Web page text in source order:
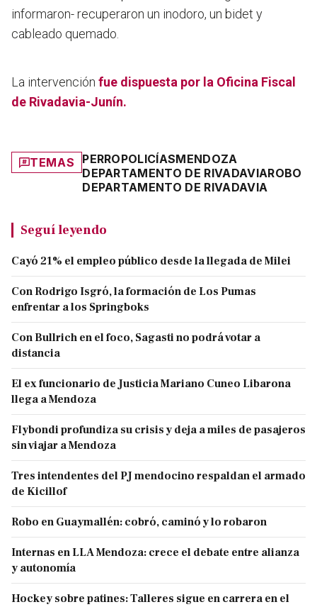
informaron- recuperaron un inodoro, un bidet y
cableado quemado.
La intervención fue dispuesta por la Oficina Fiscal
de Rivadavia-Junín.
TEMAS PERROPOLICÍASMENDOZA
DEPARTAMENTO DE RIVADAVIAROBO
DEPARTAMENTO DE RIVADAVIA
Seguí leyendo
Cayó 21% el empleo público desde la llegada de Milei
Con Rodrigo Isgró, la formación de Los Pumas
enfrentar a los Springboks
Con Bullrich en el foco, Sagasti no podrá votar a
distancia
El ex funcionario de Justicia Mariano Cuneo Libarona
llega a Mendoza
Flybondi profundiza su crisis y deja a miles de pasajeros
sin viajar a Mendoza
Tres intendentes del PJ mendocino respaldan el armado
de Kicillof
Robo en Guaymallén: cobró, caminó y lo robaron
Internas en LLA Mendoza: crece el debate entre alianza
y autonomía
Hockey sobre patines: Talleres sigue en carrera en el